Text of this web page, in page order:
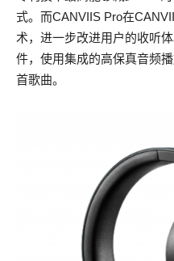
式。而CANVIIS Pro在
术，进一步改进用户的收听
件，使用集成的高保真音频
首歌曲。